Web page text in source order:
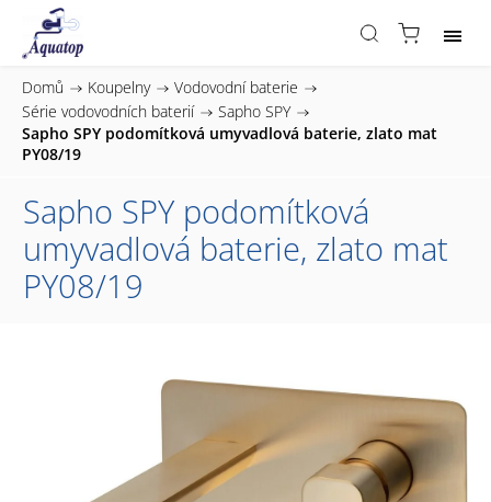
Domů / Koupelny / Vodovodní baterie /
Série vodovodních baterií / Sapho SPY /
Sapho SPY podomítková umyvadlová baterie, zlato mat
PY08/19
Sapho SPY podomítková
umyvadlová baterie, zlato mat
PY08/19